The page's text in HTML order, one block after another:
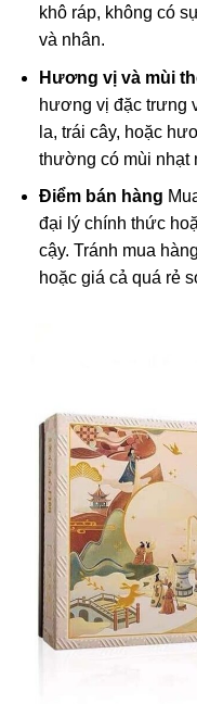
khô ráp, không có
và nhân.
Hương vị và mùi
hương vị đặc trưng
la, trái cây, hoặc
thường có mùi nhạt
Điểm bán hàng
đại lý chính thức
cậy. Tránh mua
hoặc giá cả quá rẻ